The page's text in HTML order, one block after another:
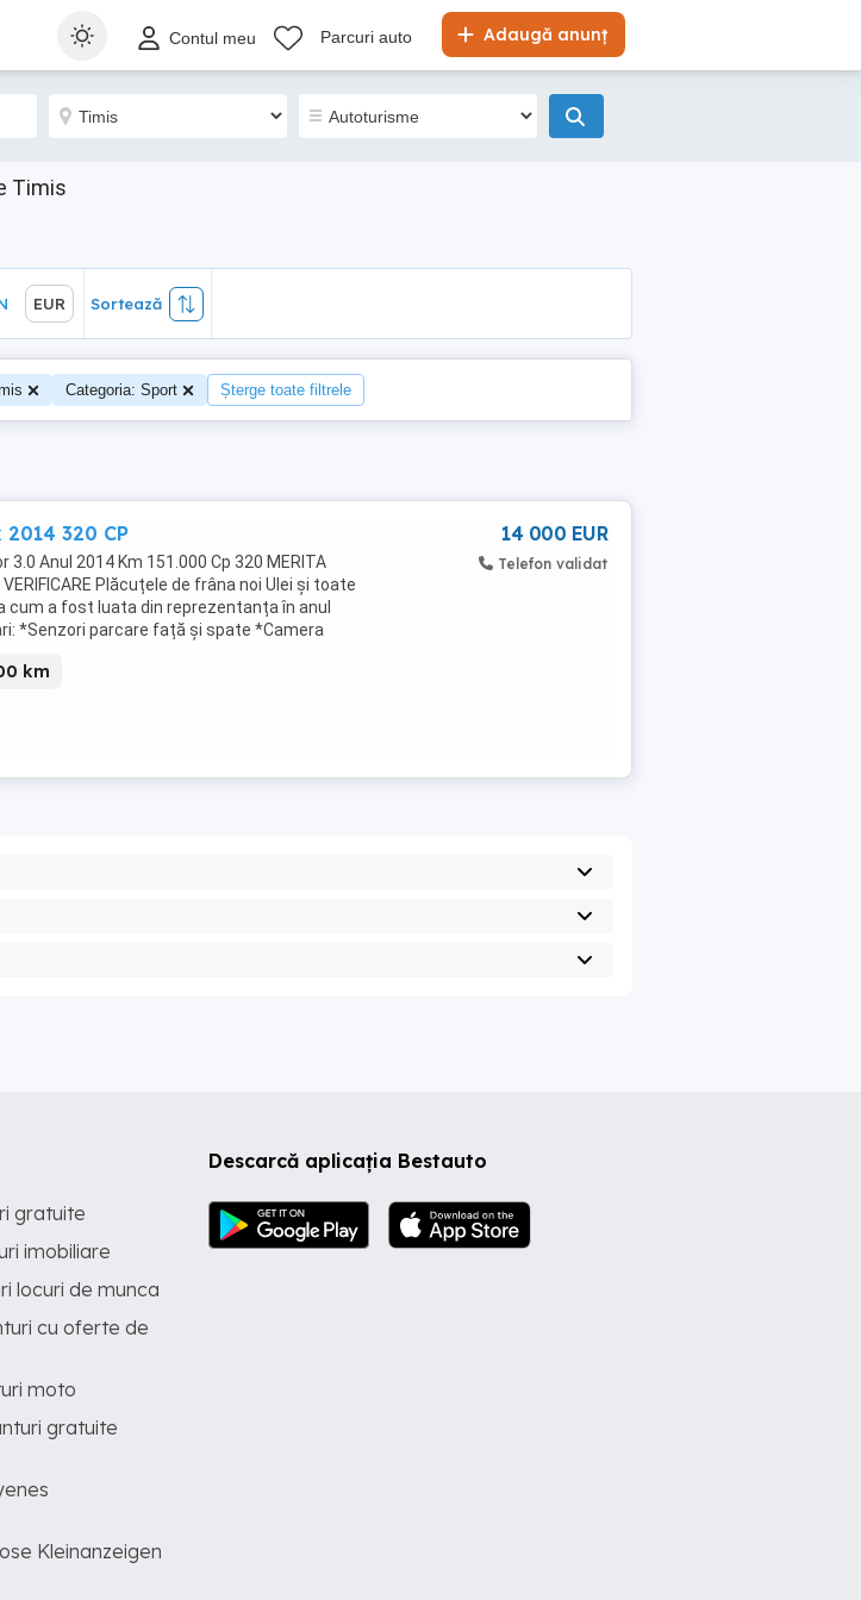
Adaugă anunț
Contul meu Parcuri auto
Timis
Sortează
EUR Sortează
Categoria: Sport Șterge toate filtrele
320 CP
Anul 2014 Km 151.000 Cp 320 MERITA
VERIFICARE Plăcuțele de frâna noi Ulei și toate
cum a fost luata din reprezentanța în anul
*Senzori parcare față și spate *Camera
km
14 000 EUR
Telefon validat
Descarcă aplicația Bestauto
gratuite
imobiliare
locuri de munca
cu oferte de
moto
gratuite
Kleinanzeigen